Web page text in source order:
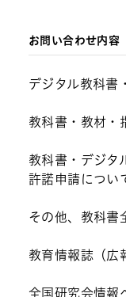
お問い合わせ内容
デジタル教科書
教科書・教材・
教科書・デジタ
許諾申請につい
その他、教科書
教育情報誌（広
全国研究会情報